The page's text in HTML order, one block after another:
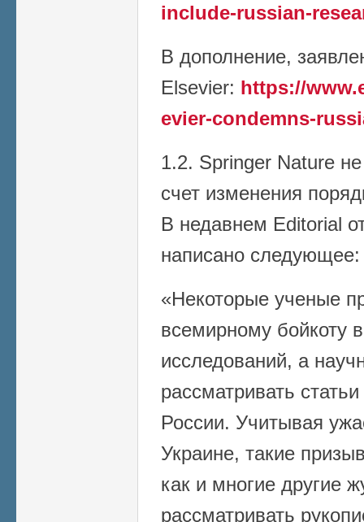
include-russian-
В дополнение,
Elsevier: https://
evier-condemns-
1.2. Springer Nature
счет изменения
В недавнем Editorial
написано следующее:
«Некоторые ученые
всемирному бойкоту
исследований, а
рассматривать
России. Учитывая
Украине, такие
как и многие другие
рассматривать